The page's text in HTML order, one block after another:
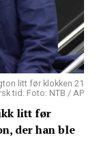
litt før klokken 21
tid. Foto: NTB / AP
litt før
der han ble